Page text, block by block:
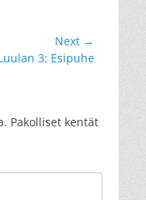
Next →
3: Esipuhe
Pakolliset kentät